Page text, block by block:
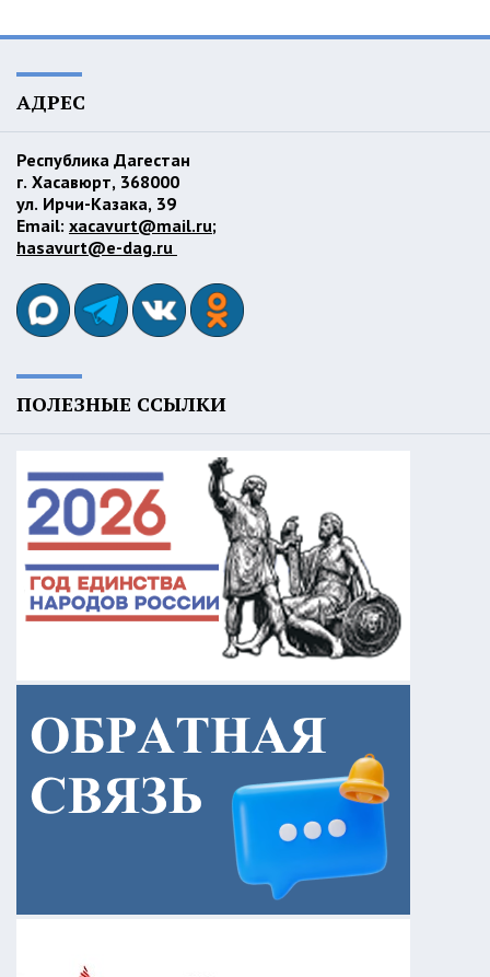
АДРЕС
Республика Дагестан
г. Хасавюрт, 368000
ул. Ирчи-Казака, 39
Email: xacavurt@mail.ru;
hasavurt@e-dag.ru
ПОЛЕЗНЫЕ ССЫЛКИ